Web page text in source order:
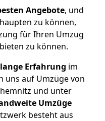
Angebote, und
zu können,
für Ihren Umzug
zu können.
Erfahrung im
uns auf Umzüge von
und unter
Umzüge
besteht aus